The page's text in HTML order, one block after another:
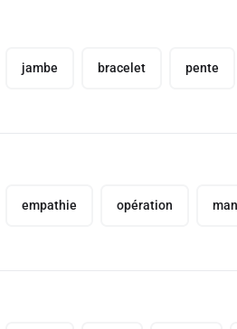
jambe bracelet pente
empathie opération